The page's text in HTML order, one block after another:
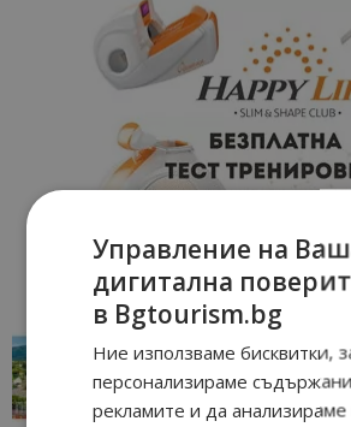
“Пощенска картичка
отвъд очакваното
11/07/2026 11:22
Управление на
дигитална
в Bgtourism.bg
Ние използваме бисквитки,
персонализираме
рекламите и да